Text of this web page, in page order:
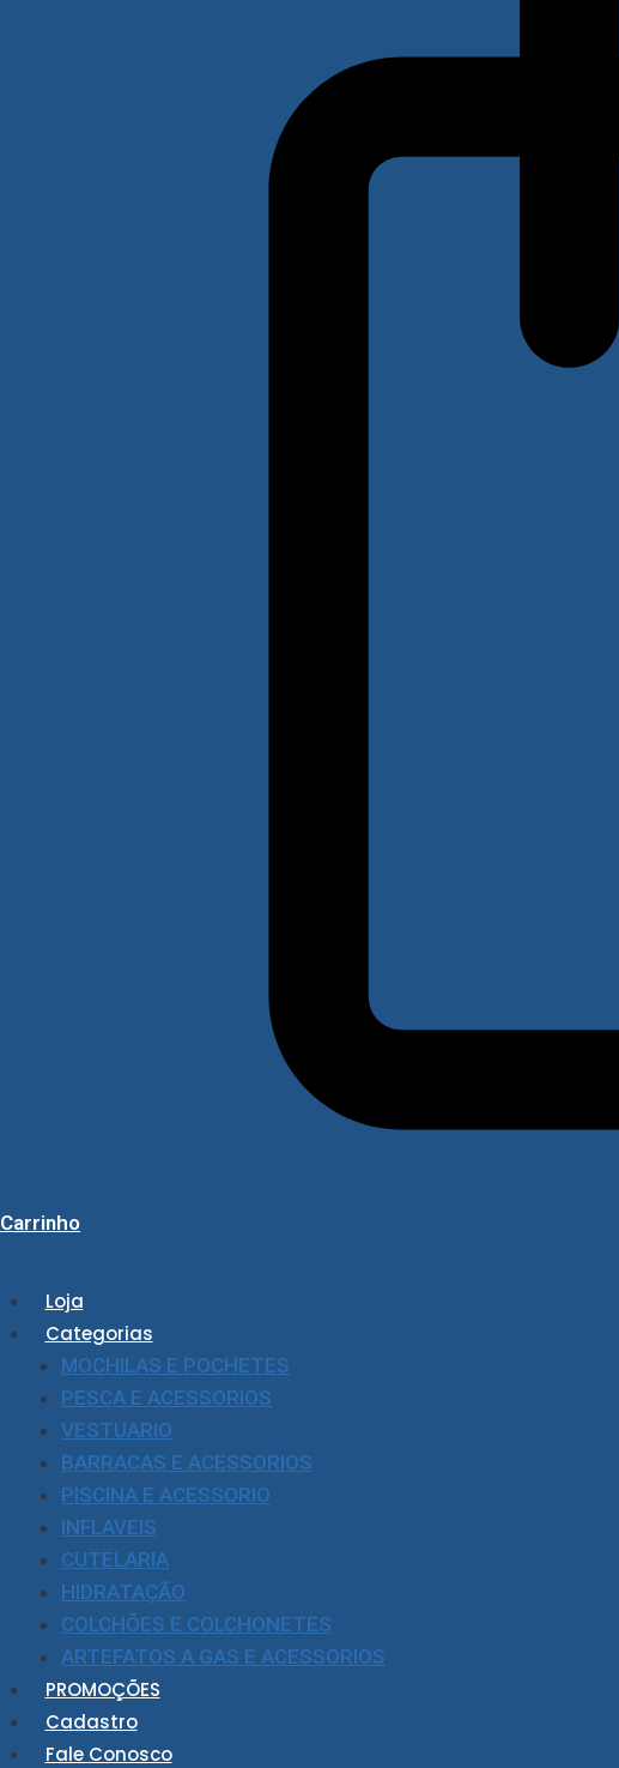
Carrinho
Loja
Categorias
MOCHILAS E POCHETES
PESCA E ACESSORIOS
VESTUARIO
BARRACAS E ACESSORIOS
PISCINA E ACESSORIO
INFLAVEIS
CUTELARIA
HIDRATAÇÃO
COLCHÕES E COLCHONETES
ARTEFATOS A GAS E ACESSORIOS
PROMOÇÕES
Cadastro
Fale Conosco